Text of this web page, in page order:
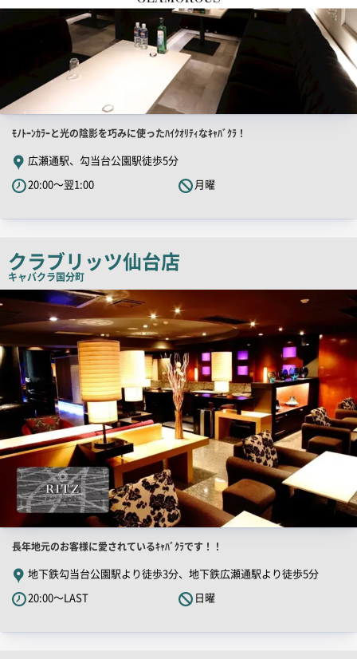
店
舗
PR
キ
コ
ピ
ﾓﾉﾄｰﾝｶﾗｰと光の陰影を巧みに使ったﾊｲｸｵﾘﾃｨなｷｬﾊﾞｸﾗ！
広瀬通駅、勾当台公園駅徒歩5分
20:00～翌1:00
月曜
クラブリッツ仙台店
キャバクラ国分町
店
舗
画
店
舗
PR
キ
長年地元のお客様に愛されているｷｬﾊﾞｸﾗです！！
地下鉄勾当台公園駅より徒歩3分、地下鉄広瀬通駅より徒歩5分
20:00～LAST
日曜